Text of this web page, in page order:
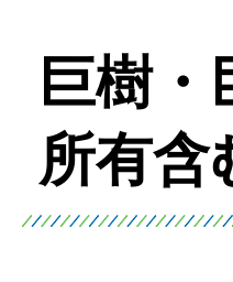
巨樹
所有含